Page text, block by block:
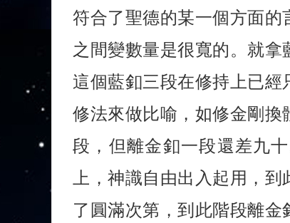
符合了聖德的某一個方面
之間變數量是很寬的。就
這個藍釦三段在修持上已
修法來做比喻，如修金剛
段，但離金釦一段還差九
上，神識自由出入起用，
了圓滿次第，到此階段離